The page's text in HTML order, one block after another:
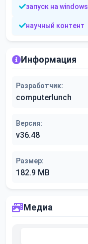
запуск на windows
научный контент
Информация
Разработчик:
computerlunch
Версия:
v36.48
Размер:
182.9 MB
Медиа